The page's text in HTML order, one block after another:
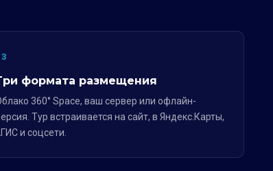
формата размещения
360° Space, ваш сервер или офлайн-
Тур встраивается на сайт, в Яндекс.Карты,
и соцсети.